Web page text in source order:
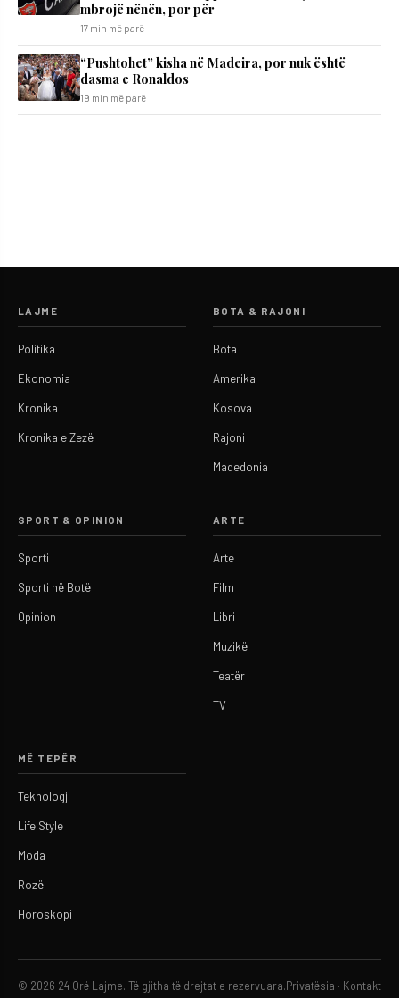
mbrojë nënën, por për
17 min më parë
“Pushtohet” kisha në Madeira, por nuk është
dasma e Ronaldos
19 min më parë
LAJME
Politika
Ekonomia
Kronika
Kronika e Zezë
BOTA & RAJONI
Bota
Amerika
Kosova
Rajoni
Maqedonia
SPORT & OPINION
Sporti
Sporti në Botë
Opinion
ARTE
Arte
Film
Libri
Muzikë
Teatër
TV
MË TEPËR
Teknologji
Life Style
Moda
Rozë
Horoskopi
© 2026 24 Orë Lajme. Të gjitha të drejtat e rezervuara. Privatësia · Kontakt